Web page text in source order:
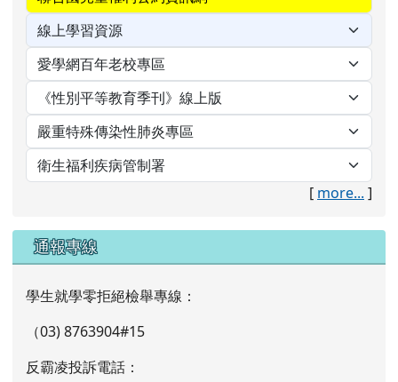
[ more... ]
通報專線
學生就學零拒絕檢舉專線：
（03) 8763904#15
反霸凌投訴電話：